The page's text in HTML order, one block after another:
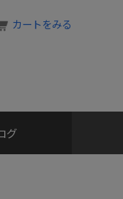
カートをみる
グ